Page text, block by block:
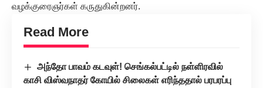
வழக்குரைஞர்கள் கருதுகின்றனர்.
Read More
அந்தோ பாவம் கடவுள்! செங்கல்பட்டில் நள்ளிரவில்
காசி விஸ்வநாதர் கோயில் சிலைகள் எரிந்ததால் பரபரப்பு